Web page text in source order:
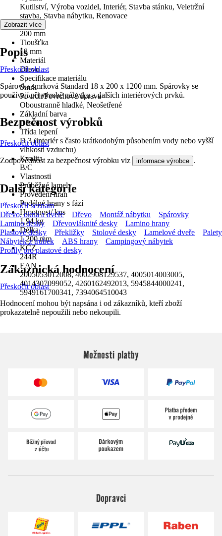
Kutilství, Výroba vozidel, Interiér, Stavba stánku, Veletržní
stavba, Stavba nábytku, Renovace
Šířka
200 mm
Tloušťka
18 mm
Materiál
Dřevo
Specifikace materiálu
Smrk
Povrch/Povrchová úprava
Oboustranně hladké, Neošetřené
Základní barva
Dřevo
Třída lepení
D 3 (interiér s často krátkodobým působením vody nebo vyšší
vlhkostí vzduchu)
Kvalita
B/C
Vlastnosti
Průběžné lamely
Provedení hran
Podélné hrany s fází
Hmotnost/ kus
1,94 kg
Délka
1 200 mm
KČZ
244R
EAN
2005053012008, 4002908129537, 4005014003005,
4014307099052, 4260162492013, 5945844000241,
5949161700341, 7394064510043
Zobrazit více
Popis
Přeskočit oblast
Spárovka smrková Standard 18 x 200 x 1200 mm. Spárovky se
používají při výrobě nábytku a dalších interiérových prvků.
Bezpečnost výrobků
Přeskočit oblast
Zodpovědnost za bezpečnost výrobku viz informace výrobce .
Další kategorie
Přeskočit seznam
Dřevo, okna a dveře
Dřevo Montáž nábytku
Spárovky
Lamino desky
Dřevovláknité desky
Lamino hrany
Plastové desky
Překližky Stolové desky Lamelové dveře
Palety
Nábytek z trubek
ABS hrany
Campingový nábytek
Profily pro plastové desky
Zákaznická hodnocení
Přeskočit oblast
Hodnocení mohou být napsána i od zákazníků, kteří zboží
prokazatelně nepoužili nebo nekoupili.
Možnosti platby
Dopravci